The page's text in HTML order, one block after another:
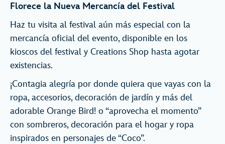
Florece la Nueva Mercancía del Festival
Haz tu visita al festival aún más especial con la
mercancía oficial del evento, disponible en los
kioscos del festival y Creations Shop hasta agotar
existencias.
¡Contagia alegría por donde quiera que vayas con la
ropa, accesorios, decoración de jardín y más del
adorable Orange Bird! o “aprovecha el momento”
con sombreros, decoración para el hogar y ropa
inspirados en personajes de “Coco”.